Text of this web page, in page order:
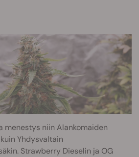
menestys niin Alankomaiden
Yhdysvaltain
Strawberry Dieselin ja OG